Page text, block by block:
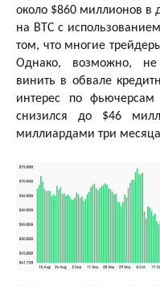
около $860 миллионов в
на BTC с
том, что многие
Однако, возможно, не
винить в обвале
интерес по фьючерсам
снизился до $46
миллиардами три